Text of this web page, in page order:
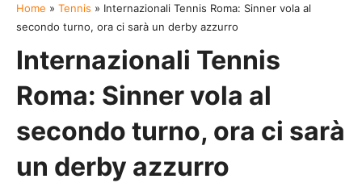
Home » Tennis » Internazionali Tennis Roma: Sinner vola al
secondo turno, ora ci sarà un derby azzurro
Internazionali Tennis
Roma: Sinner vola al
secondo turno, ora ci sarà
un derby azzurro